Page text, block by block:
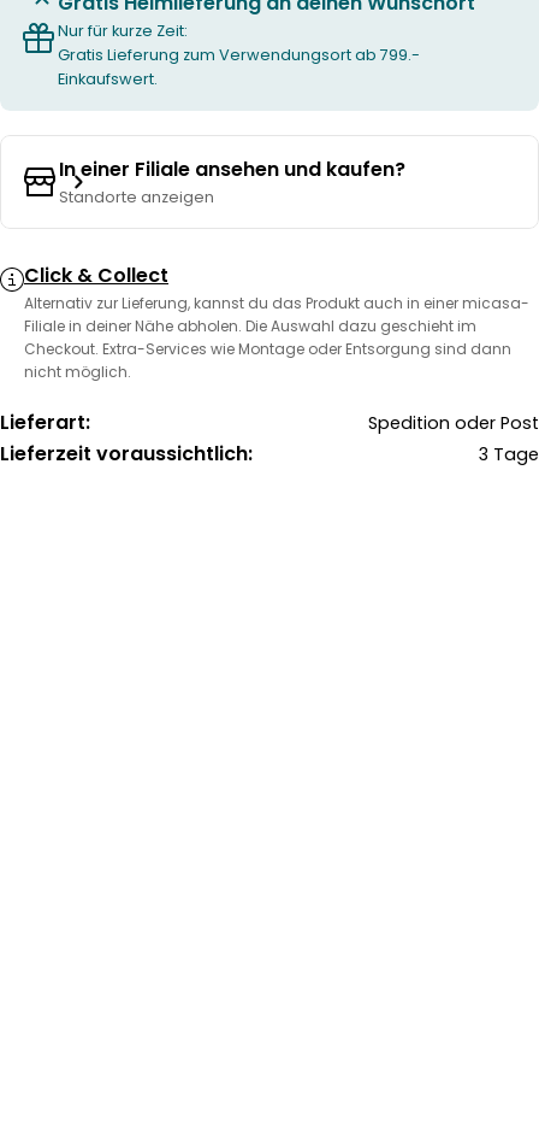
Nur für kurze Zeit:
Gratis Lieferung zum Verwendungsort ab 799.-
Einkaufswert.
In einer Filiale ansehen und kaufen?
Standorte anzeigen
Click & Collect
Alternativ zur Lieferung, kannst du das Produkt auch in einer micasa-
Filiale in deiner Nähe abholen. Die Auswahl dazu geschieht im
Checkout. Extra-Services wie Montage oder Entsorgung sind dann
nicht möglich.
Lieferart: Spedition oder Post
Lieferzeit voraussichtlich: 3 Tage